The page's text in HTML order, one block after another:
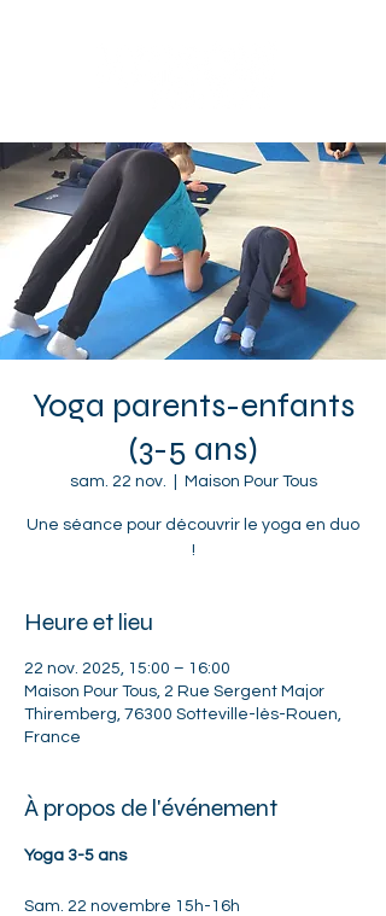
Yoga parents-enfants
(3-5 ans)
sam. 22 nov. Maison Pour Tous
Une séance pour découvrir le yoga en duo
!
Heure et lieu
22 nov. 2025, 15:00 – 16:00
Maison Pour Tous, 2 Rue Sergent Major
Thiremberg, 76300 Sotteville-lès-Rouen,
France
À propos de l'événement
Yoga 3-5 ans
Sam. 22 novembre 15h-16h